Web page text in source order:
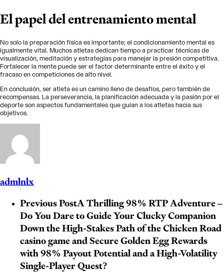
El papel del entrenamiento mental
No solo la preparación física es importante; el condicionamiento mental es
igualmente vital. Muchos atletas dedican tiempo a practicar técnicas de
visualización, meditación y estrategias para manejar la presión competitiva.
Fortalecer la mente puede ser el factor determinante entre el éxito y el
fracaso en competiciones de alto nivel.
En conclusión, ser atleta es un camino lleno de desafíos, pero también de
recompensas. La perseverancia, la planificación adecuada y la pasión por el
deporte son aspectos fundamentales que guían a los atletas hacia sus
objetivos.
admlnlx
Previous PostA Thrilling 98% RTP Adventure –
Do You Dare to Guide Your Clucky Companion
Down the High-Stakes Path of the Chicken Road
casino game and Secure Golden Egg Rewards
with 98% Payout Potential and a High-Volatility
Single-Player Quest?